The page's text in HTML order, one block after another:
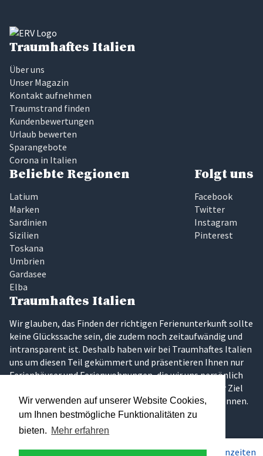
Wir verwenden auf unserer Website Cookies,
um Ihnen bestmögliche Funktionalitäten zu
bieten. Mehr erfahren
Pro Woche ab378€ Preise & Saisonzeiten
Traumhaftes Italien
Über uns
Unser Magazin
Kontakt aufnehmen
Traumstrand finden
Kundenbewertungen
Urlaub bewerten
Sparangebote
Corona in Italien
Beliebte Regionen
Latium
Marken
Sardinien
Sizilien
Toskana
Umbrien
Gardasee
Elba
Folgt uns
Facebook
Twitter
Instagram
Pinterest
Traumhaftes Italien
Wir glauben, das Finden der richtigen Ferienunterkunft sollte
keine Glückssache sein, die zudem noch zeitaufwändig und
intransparent ist. Deshalb haben wir bei Traumhaftes Italien
uns um diesen Teil gekümmert und präsentieren Ihnen nur
Ferienhäuser und Ferienwohnungen, die wir uns persönlich
vor Ort angeschaut und für gut bewertet haben. Unser Ziel
ist es, dass Sie Ihren Traumurlaub in Italien erleben können.